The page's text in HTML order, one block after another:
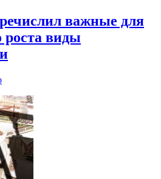
важные для
роста виды